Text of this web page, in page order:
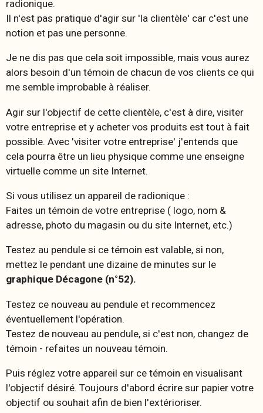
radionique.
Il n'est pas pratique d'agir sur 'la clientèle' car c'est une
notion et pas une personne.
Je ne dis pas que cela soit impossible, mais vous aurez
alors besoin d'un témoin de chacun de vos clients ce qui
me semble improbable à réaliser.
Agir sur l'objectif de cette clientèle, c'est à dire, visiter
votre entreprise et y acheter vos produits est tout à fait
possible. Avec 'visiter votre entreprise' j'entends que
cela pourra être un lieu physique comme une enseigne
virtuelle comme un site Internet.
Si vous utilisez un appareil de radionique :
Faites un témoin de votre entreprise ( logo, nom &
adresse, photo du magasin ou du site Internet, etc.)
Testez au pendule si ce témoin est valable, si non,
mettez le pendant une dizaine de minutes sur le
graphique Décagone (n°52).
Testez ce nouveau au pendule et recommencez
éventuellement l'opération.
Testez de nouveau au pendule, si c'est non, changez de
témoin - refaites un nouveau témoin.
Puis réglez votre appareil sur ce témoin en visualisant
l'objectif désiré. Toujours d'abord écrire sur papier votre
objectif ou souhait afin de bien l'extérioriser.